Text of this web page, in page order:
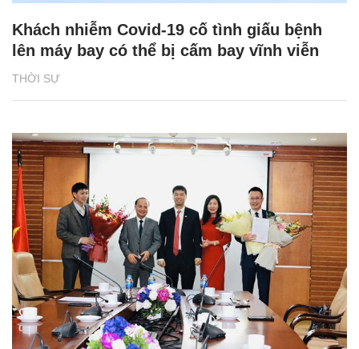
THỜI SỰ
Khách nhiễm Covid-19 cố tình giấu bệnh
lên máy bay có thể bị cấm bay vĩnh viễn